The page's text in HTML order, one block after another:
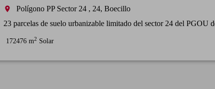
room
Polígono PP Sector 24 , 24, Boecillo
23 parcelas de suelo urbanizable limitado del sector 24 del PGOU
172476 m2 Solar